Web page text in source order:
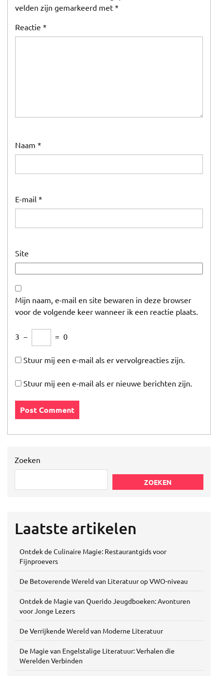
velden zijn gemarkeerd met *
Reactie *
Naam *
E-mail *
Site
Mijn naam, e-mail en site bewaren in deze browser
voor de volgende keer wanneer ik een reactie plaats.
3 − = 0
Stuur mij een e-mail als er vervolgreacties zijn.
Stuur mij een e-mail als er nieuwe berichten zijn.
Zoeken
ZOEKEN
Laatste artikelen
Ontdek de Culinaire Magie: Restaurantgids voor
Fijnproevers
De Betoverende Wereld van Literatuur op VWO-niveau
Ontdek de Magie van Querido Jeugdboeken: Avonturen
voor Jonge Lezers
De Verrijkende Wereld van Moderne Literatuur
De Magie van Engelstalige Literatuur: Verhalen die
Werelden Verbinden